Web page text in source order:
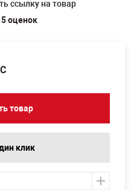
оценок
товар
клик